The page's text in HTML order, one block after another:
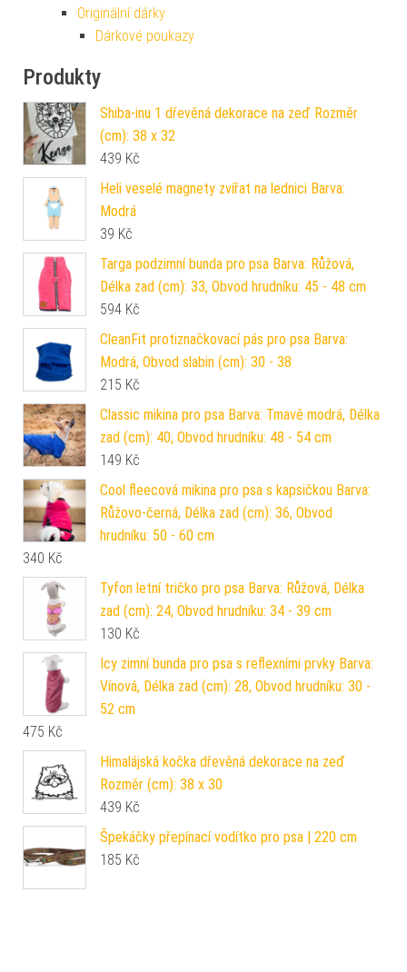
Originální dárky
Dárkové poukazy
Produkty
Shiba-inu 1 dřevěná dekorace na zeď Rozměr
(cm): 38 x 32
439 Kč
Heli veselé magnety zvířat na lednici Barva:
Modrá
39 Kč
Targa podzimní bunda pro psa Barva: Růžová,
Délka zad (cm): 33, Obvod hrudníku: 45 - 48 cm
594 Kč
CleanFit protiznačkovací pás pro psa Barva:
Modrá, Obvod slabin (cm): 30 - 38
215 Kč
Classic mikina pro psa Barva: Tmavě modrá, Délka
zad (cm): 40, Obvod hrudníku: 48 - 54 cm
149 Kč
Cool fleecová mikina pro psa s kapsičkou Barva:
Růžovo-černá, Délka zad (cm): 36, Obvod
hrudníku: 50 - 60 cm
340 Kč
Tyfon letní tričko pro psa Barva: Růžová, Délka
zad (cm): 24, Obvod hrudníku: 34 - 39 cm
130 Kč
Icy zimní bunda pro psa s reflexními prvky Barva:
Vínová, Délka zad (cm): 28, Obvod hrudníku: 30 -
52 cm
475 Kč
Himalájská kočka dřevěná dekorace na zeď
Rozměr (cm): 38 x 30
439 Kč
Špekáčky přepínací vodítko pro psa | 220 cm
185 Kč